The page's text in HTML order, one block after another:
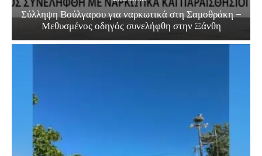
Σύλληψη Βούλγαρου για ναρκωτικά στη Σαμοθράκη –
Μεθυσμένος οδηγός συνελήφθη στην Ξάνθη